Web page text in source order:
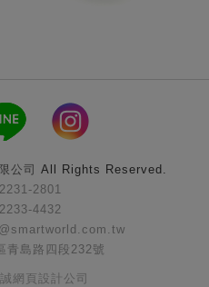
公司 All Rights Reserved.
2801
4432
青島路四段232號
網頁設計公司